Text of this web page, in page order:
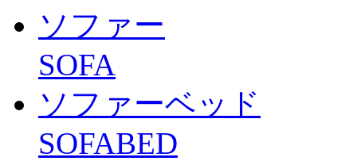
ソファー
SOFA
ソファーベッド
SOFABED